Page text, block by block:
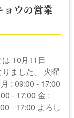
ョウの営業
10月11日
りました。 火曜
: 09:00 - 17:00
- 17:00 金 :
- 17:00 よろし